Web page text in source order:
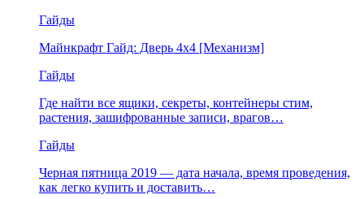
Гайды
Майнкрафт Гайд: Дверь 4х4 [Механизм]
Гайды
Где найти все ящики, секреты, контейнеры стим,
растения, зашифрованные записи, врагов…
Гайды
Черная пятница 2019 — дата начала, время проведения,
как легко купить и доставить…